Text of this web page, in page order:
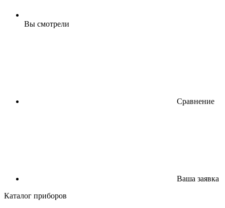
Вы смотрели
Сравнение
Ваша заявка
Каталог приборов